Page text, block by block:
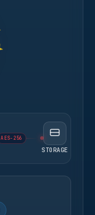
AES-256
STORAGE